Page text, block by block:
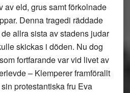
av eld, grus samt förkolnade
Denna tragedi räddade
allra sista av stadens judar
skickas i döden. Nu dog
fortfarande var vid livet av
– Klemperer framförallt
protestantiska fru Eva